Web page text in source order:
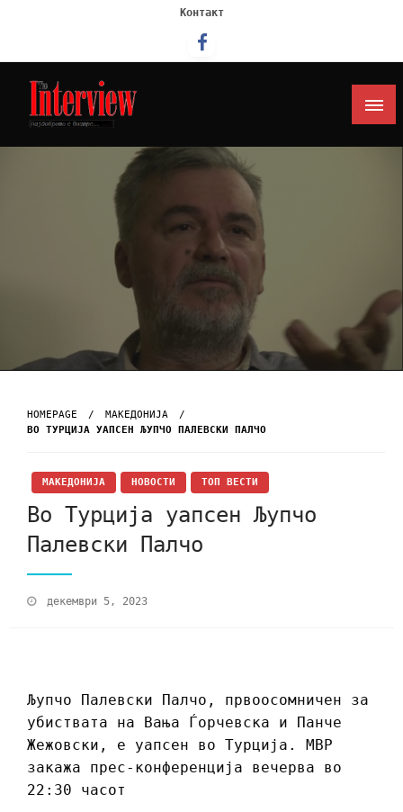
Контакт
Интервју
HOMEPAGE
МАКЕДОНИЈА
ВО ТУРЦИЈА УАПСЕН ЉУПЧО ПАЛЕВСКИ ПАЛЧО
МАКЕДОНИЈА НОВОСТИ ТОП ВЕСТИ
Во Турција уапсен Љупчо
Палевски Палчо
декември 5, 2023
Љупчо Палевски Палчо, првоосомничен за
убиствата на Вања Ѓорчевска и Панче
Жежовски, е уапсен во Турција. МВР
закажа прес-конференција вечерва во
22:30 часот